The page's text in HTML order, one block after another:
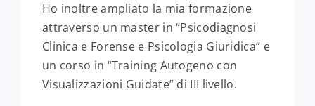
Ho inoltre ampliato la mia formazione
attraverso un master in “Psicodiagnosi
Clinica e Forense e Psicologia Giuridica” e
un corso in “Training Autogeno con
Visualizzazioni Guidate” di III livello.